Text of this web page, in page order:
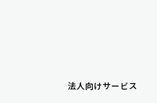
法人向けサービス